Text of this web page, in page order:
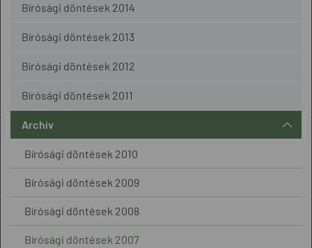
Bírósági döntések 2014
Bírósági döntések 2013
Bírósági döntések 2012
Bírósági döntések 2011
Archív
Bírósági döntések 2010
Bírósági döntések 2009
Bírósági döntések 2008
Bírósági döntések 2007